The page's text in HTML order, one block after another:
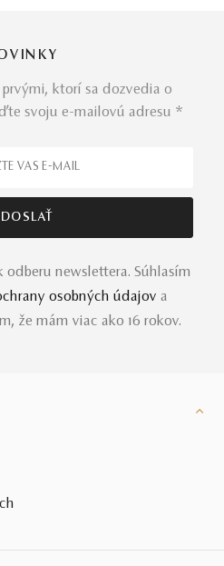
ktorí sa dozvedia o
svoju e-mailovú adresu *
odberu newslettera. Súhlasím
osobných údajov a
že mám viac ako 16 rokov.